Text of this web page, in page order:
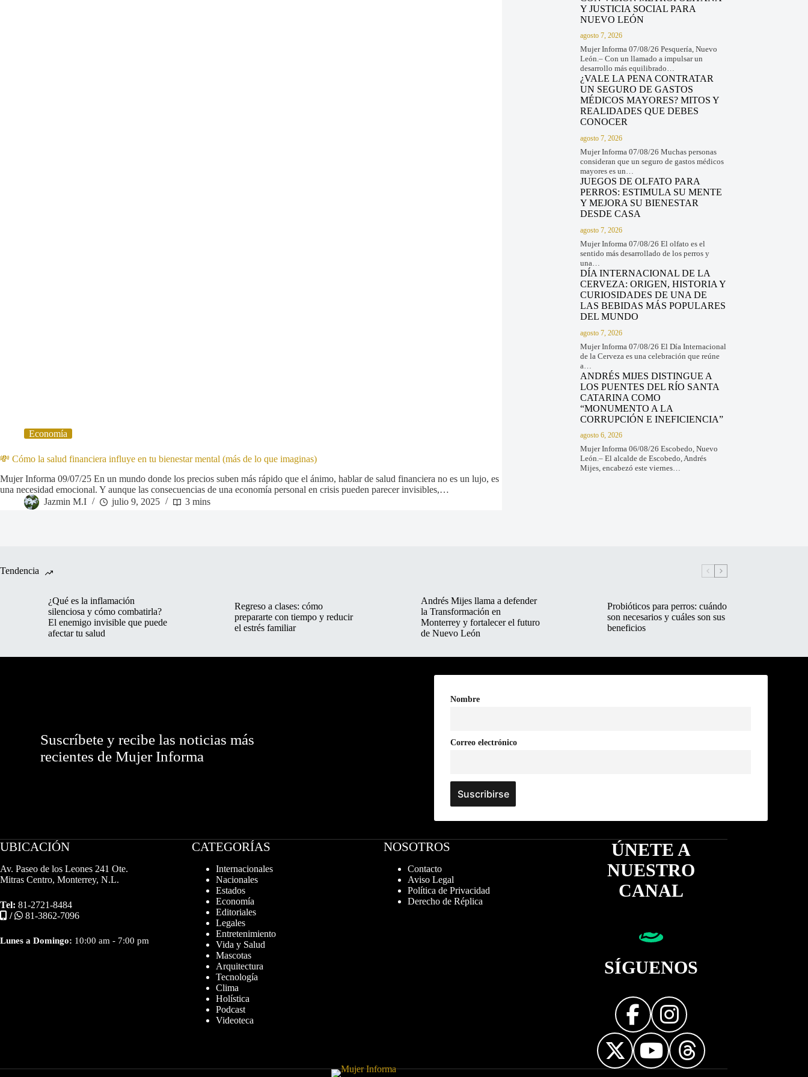
Economía
💸 Cómo la salud financiera influye en tu bienestar mental (más de lo que imaginas)
Mujer Informa 09/07/25 En un mundo donde los precios suben más rápido que el ánimo, hablar de salud financiera no es un lujo, es
una necesidad emocional. Y aunque las consecuencias de una economía personal en crisis pueden parecer invisibles,…
Jazmin M.I
julio 9, 2025 3 mins
Y JUSTICIA SOCIAL PARA
NUEVO LEÓN
agosto 7, 2026
Mujer Informa 07/08/26 Pesquería, Nuevo
León.– Con un llamado a impulsar un
desarrollo más equilibrado…
¿VALE LA PENA CONTRATAR
UN SEGURO DE GASTOS
MÉDICOS MAYORES? MITOS Y
REALIDADES QUE DEBES
CONOCER
agosto 7, 2026
Mujer Informa 07/08/26 Muchas personas
consideran que un seguro de gastos médicos
mayores es un…
JUEGOS DE OLFATO PARA
PERROS: ESTIMULA SU MENTE
Y MEJORA SU BIENESTAR
DESDE CASA
agosto 7, 2026
Mujer Informa 07/08/26 El olfato es el
sentido más desarrollado de los perros y
una…
DÍA INTERNACIONAL DE LA
CERVEZA: ORIGEN, HISTORIA Y
CURIOSIDADES DE UNA DE
LAS BEBIDAS MÁS POPULARES
DEL MUNDO
agosto 7, 2026
Mujer Informa 07/08/26 El Día Internacional
de la Cerveza es una celebración que reúne
a…
ANDRÉS MIJES DISTINGUE A
LOS PUENTES DEL RÍO SANTA
CATARINA COMO
“MONUMENTO A LA
CORRUPCIÓN E INEFICIENCIA”
agosto 6, 2026
Mujer Informa 06/08/26 Escobedo, Nuevo
León.– El alcalde de Escobedo, Andrés
Mijes, encabezó este viernes…
Tendencia
¿Qué es la inflamación
silenciosa y cómo combatirla?
El enemigo invisible que puede
afectar tu salud
Regreso a clases: cómo
prepararte con tiempo y reducir
el estrés familiar
Andrés Mijes llama a defender
la Transformación en
Monterrey y fortalecer el futuro
de Nuevo León
Probióticos para perros: cuándo
son necesarios y cuáles son sus
beneficios
Suscríbete y recibe las noticias más
recientes de Mujer Informa
Nombre
Correo electrónico
UBICACIÓN
Av. Paseo de los Leones 241 Ote.
Mitras Centro, Monterrey, N.L.
Tel: 81-2721-8484
/
81-3862-7096
Lunes a Domingo: 10:00 am - 7:00 pm
CATEGORÍAS
Internacionales
Nacionales
Estados
Economía
Editoriales
Legales
Entretenimiento
Vida y Salud
Mascotas
Arquitectura
Tecnología
Clima
Holística
Podcast
Videoteca
NOSOTROS
Contacto
Aviso Legal
Política de Privacidad
Derecho de Réplica
ÚNETE A
NUESTRO
CANAL
SÍGUENOS